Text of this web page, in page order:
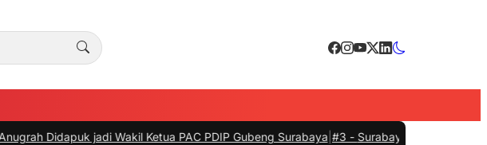
Wakil Ketua PAC PDIP Gubeng Surabaya|#3 -Surabaya Bersiap Menyambut Nahkoda